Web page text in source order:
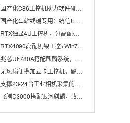
国产化C86工控机助力软件研发：从需求分析到落地部署
国产化车站终端专用：统信UOS兆芯八核嵌入式轨交工控机落地方
RTX独显4U工控机，分高配/低配适配无人机作业全场景
RTX4090高配机架工控+Win7加固笔记本，航空测控硬件
兆芯U6780A搭配麒麟系统，国产化工控机赋能航站楼航显调度
无风扇便携加显卡工控机，解决户外高波特率串口采集难题
支撑23-24台工业相机采集的高配置工控机解决方案推荐
飞腾D3000搭配银河麒麟，政务办公国产飞腾工控机落地方案